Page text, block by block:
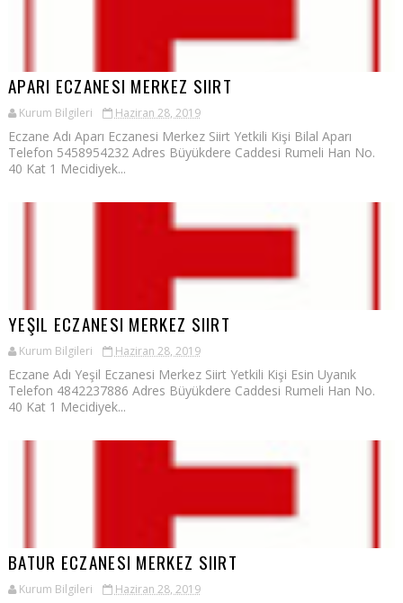
APARI ECZANESI MERKEZ SIIRT
Kurum Bilgileri Haziran 28, 2019
Eczane Adı Aparı Eczanesi Merkez Siirt Yetkili Kişi Bilal Aparı
Telefon 5458954232 Adres Büyükdere Caddesi Rumeli Han No.
40 Kat 1 Mecidiyek...
YEŞIL ECZANESI MERKEZ SIIRT
Kurum Bilgileri Haziran 28, 2019
Eczane Adı Yeşil Eczanesi Merkez Siirt Yetkili Kişi Esin Uyanık
Telefon 4842237886 Adres Büyükdere Caddesi Rumeli Han No.
40 Kat 1 Mecidiyek...
BATUR ECZANESI MERKEZ SIIRT
Kurum Bilgileri Haziran 28, 2019